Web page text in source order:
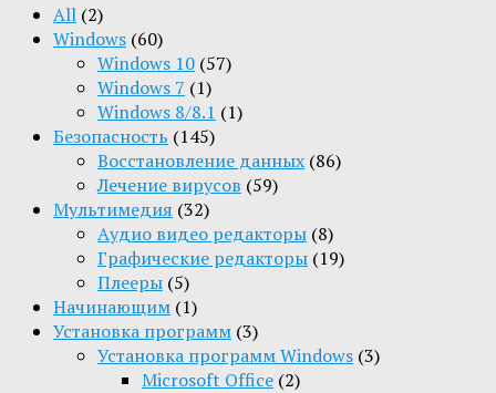
All (2)
Windows (60)
Windows 10 (57)
Windows 7 (1)
Windows 8/8.1 (1)
Безопасность (145)
Восстановление данных (86)
Лечение вирусов (59)
Мультимедия (32)
Aудио видео редакторы (8)
Графические редакторы (19)
Плееры (5)
Начинающим (1)
Установка программ (3)
Установка программ Windows (3)
Microsoft Office (2)